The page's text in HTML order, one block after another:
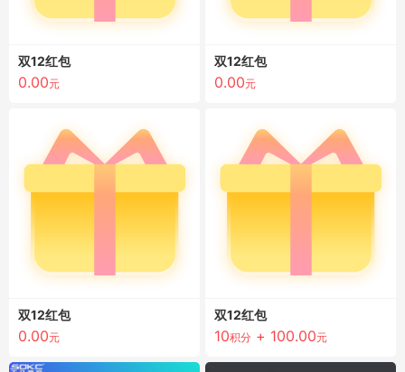
双12红包
0.00元
双12红包
0.00元
双12红包
0.00元
双12红包
10积分 + 100.00元